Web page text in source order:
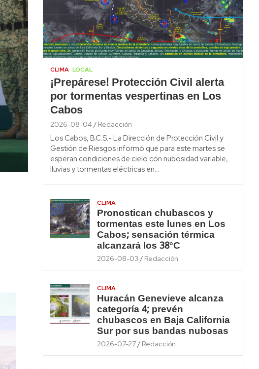
CLIMA LOCAL
¡Prepárese! Protección Civil alerta
por tormentas vespertinas en Los
Cabos
2026-08-04 Redacción
Los Cabos, B.C.S.- La Dirección de Protección Civil y
Gestión de Riesgos informó que para este martes se
esperan condiciones de cielo con nubosidad variable,
lluvias y tormentas eléctricas en…
CLIMA
Pronostican chubascos y
tormentas este lunes en Los
Cabos; sensación térmica
alcanzará los 38°C
2026-08-03 Redacción
CLIMA
Huracán Genevieve alcanza
categoría 4; prevén
chubascos en Baja California
Sur por sus bandas nubosas
2026-07-27 Redacción